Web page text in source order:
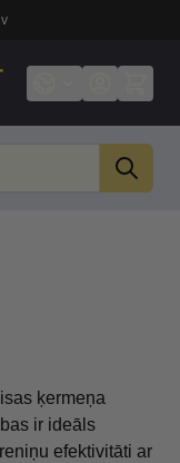
ķermeņa
ir ideāls
efektivitāti ar